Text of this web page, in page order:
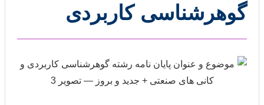
گوهرشناسی کاربردی